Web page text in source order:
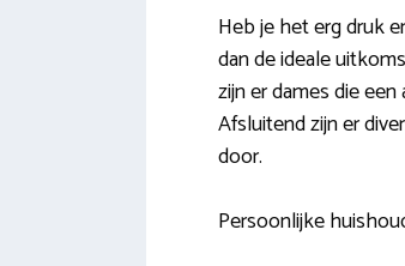
Heb je het erg druk
dan de ideale
zijn er dames die
Afsluitend zijn er
door.
Persoonlijke